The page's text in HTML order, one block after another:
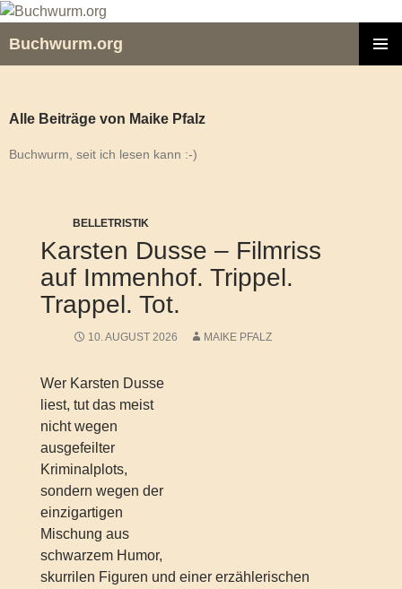
Zum
springen
Buchwurm.org
Alle Beiträge von Maike Pfalz
Buchwurm, seit ich lesen kann :-)
BELLETRISTIK
Karsten Dusse – Filmriss
auf Immenhof. Trippel.
Trappel. Tot.
10. AUGUST 2026 MAIKE PFALZ
Wer Karsten Dusse
liest, tut das meist
nicht wegen
ausgefeilter
Kriminalplots,
sondern wegen der
einzigartigen
Mischung aus
schwarzem Humor,
skurrilen Figuren und einer erzählerischen